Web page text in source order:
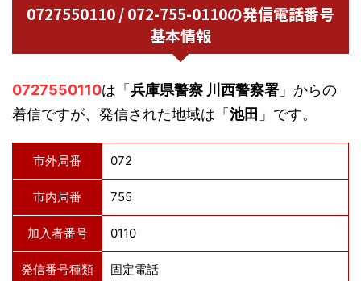
0727550110 / 072-755-0110の発信電話番号
基本情報
0727550110は「兵庫県警察 川西警察署 」からの
着信ですが、発信された地域は「池田 」です。
市外局番 072
市内局番 755
加入者番号 0110
発信番号種類 固定電話